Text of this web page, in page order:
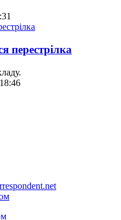
перестрілка